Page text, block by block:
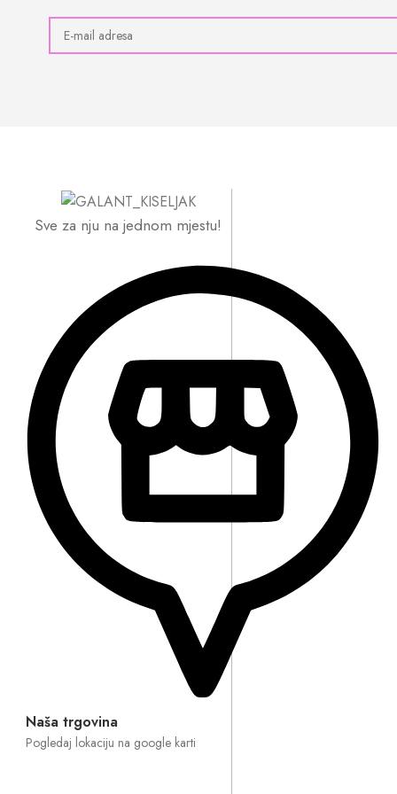
Sve za nju na jednom mjestu!
Naša trgovina
Pogledaj lokaciju na google karti